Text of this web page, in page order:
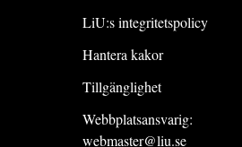
LiU:s integritetspolicy
Hantera kakor
Tillgänglighet
Webbplatsansvarig:
webmaster@liu.se